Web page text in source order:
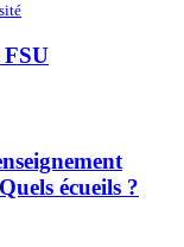
écueils ?